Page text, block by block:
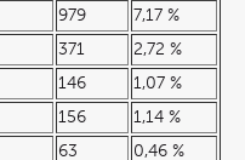
979
7,17 %
371
2,72 %
146
1,07 %
156
1,14 %
63
0,46 %